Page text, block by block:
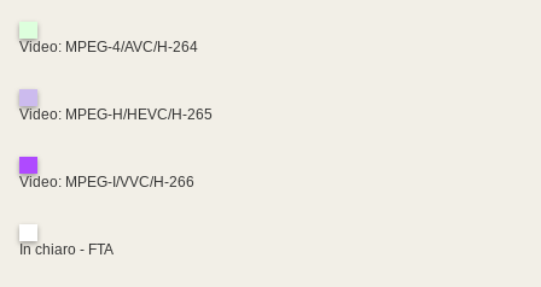
Video: MPEG-4/AVC/H-264
Video: MPEG-H/HEVC/H-265
Video: MPEG-I/VVC/H-266
In chiaro - FTA